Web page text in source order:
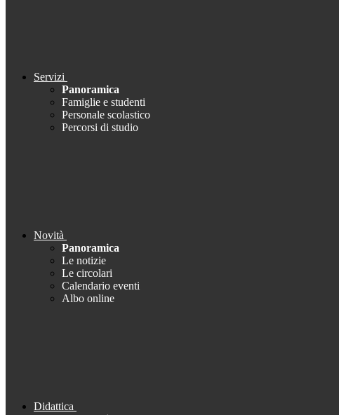
Servizi
Panoramica
Famiglie e studenti
Personale scolastico
Percorsi di studio
Novità
Panoramica
Le notizie
Le circolari
Calendario eventi
Albo online
Didattica